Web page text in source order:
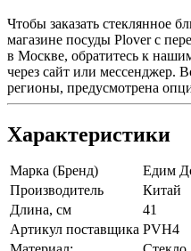
Чтобы заказать стеклянное
магазине посуды Plover с
в Москве, обратитесь к
через сайт или мессенджер.
регионы, предусмотрена
Характеристики
Марка (Бренд)
Едим
Производитель
Китай
Длина, см
41
Артикул поставщика PVH4